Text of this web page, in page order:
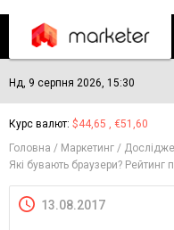
Нд, 9 серпня 2026, 15:30
Курс валют: $44,65 , €51,60
Головна
Маркетинг
Які бувають браузери? Рейтинг
13.08.2017